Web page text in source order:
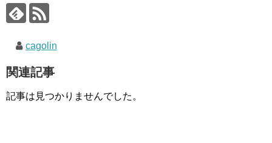
cagolin
関連記事
記事は見つかりませんでした。